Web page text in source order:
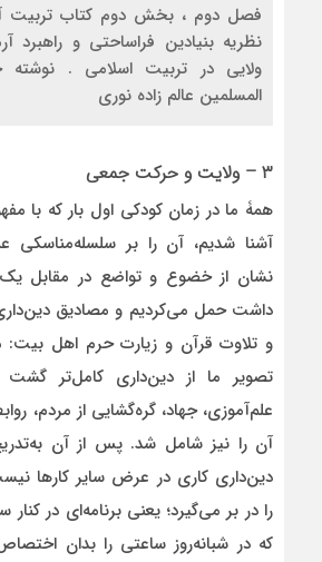
فصل دوم ، بخش دوم کتاب تربیت
نظریه بنیادین فراساحتی و راهبرد
ولایی در تربیت اسلامی .
المسلمین عالم زاده نوری
۳ – ولایت و حرکت جمعی
همۀ ما در زمان کودکی اول بار که با
آشنا شدیم، آن را بر سلسله‌مناسکی
نشان از خضوع و تواضع در مقابل یک
داشت حمل می‌کردیم و مصادیق دین‌داری
و تلاوت قرآن و زیارت حرم اهل بیت:
تصویر ما از دین‌داری کامل‌تر
علم‌آموزی، جهاد، گره‌گشایی از مردم،
آن را نیز شامل شد. پس از آن
دین‌داری کاری در عرض سایر کارها
را در بر می‌گیرد؛ یعنی برنامه‌ای در
که در شبانه‌روز ساعتی را بدان